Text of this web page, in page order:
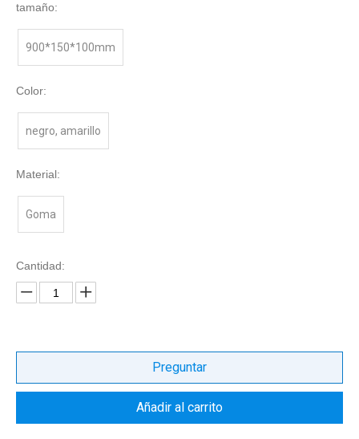
tamaño:
900*150*100mm
Color:
negro, amarillo
Material:
Goma
Cantidad:
Preguntar
Añadir al carrito